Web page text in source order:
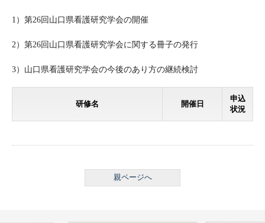
1）第26回山口県看護研究学会の開催
2）第26回山口県看護研究学会に関する冊子の発行
3）山口県看護研究学会の今後のあり方の継続検討
研修名 開催日
申込
状況
親ページへ